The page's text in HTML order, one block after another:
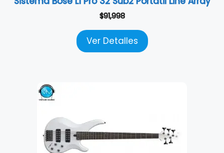
$91,998
Ver Detalles